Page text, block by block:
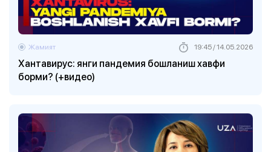
Хантавирус: янги пандемия бошланиш хавфи
борми? (+видео)
Жамият 19:45 / 14.05.2026